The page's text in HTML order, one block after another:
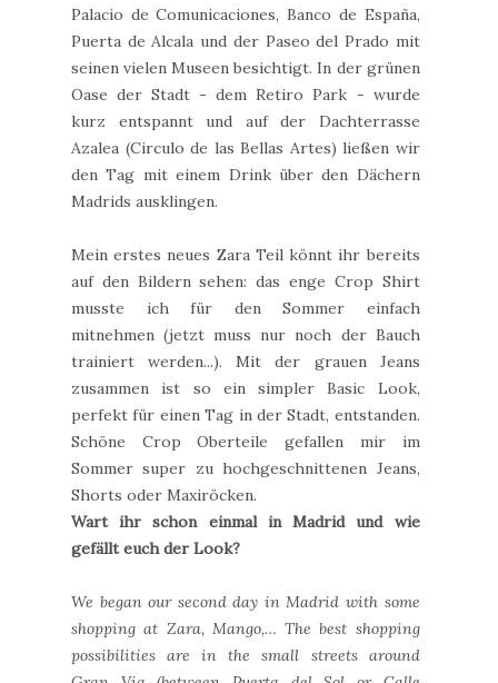
Palacio de Comunicaciones, Banco de España,
Puerta de Alcala und der Paseo del Prado mit
seinen vielen Museen besichtigt. In der grünen
Oase der Stadt - dem Retiro Park - wurde
kurz entspannt und auf der Dachterrasse
Azalea (Circulo de las Bellas Artes) ließen wir
den Tag mit einem Drink über den Dächern
Madrids ausklingen.
Mein erstes neues Zara Teil könnt ihr bereits
auf den Bildern sehen: das enge Crop Shirt
musste ich für den Sommer einfach
mitnehmen (jetzt muss nur noch der Bauch
trainiert werden...). Mit der grauen Jeans
zusammen ist so ein simpler Basic Look,
perfekt für einen Tag in der Stadt, entstanden.
Schöne Crop Oberteile gefallen mir im
Sommer super zu hochgeschnittenen Jeans,
Shorts oder Maxiröcken.
Wart ihr schon einmal in Madrid und wie
gefällt euch der Look?
We began our second day in Madrid with some
shopping at Zara, Mango,… The best shopping
possibilities are in the small streets around